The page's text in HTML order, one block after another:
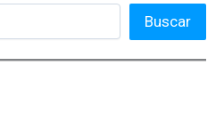
Buscar